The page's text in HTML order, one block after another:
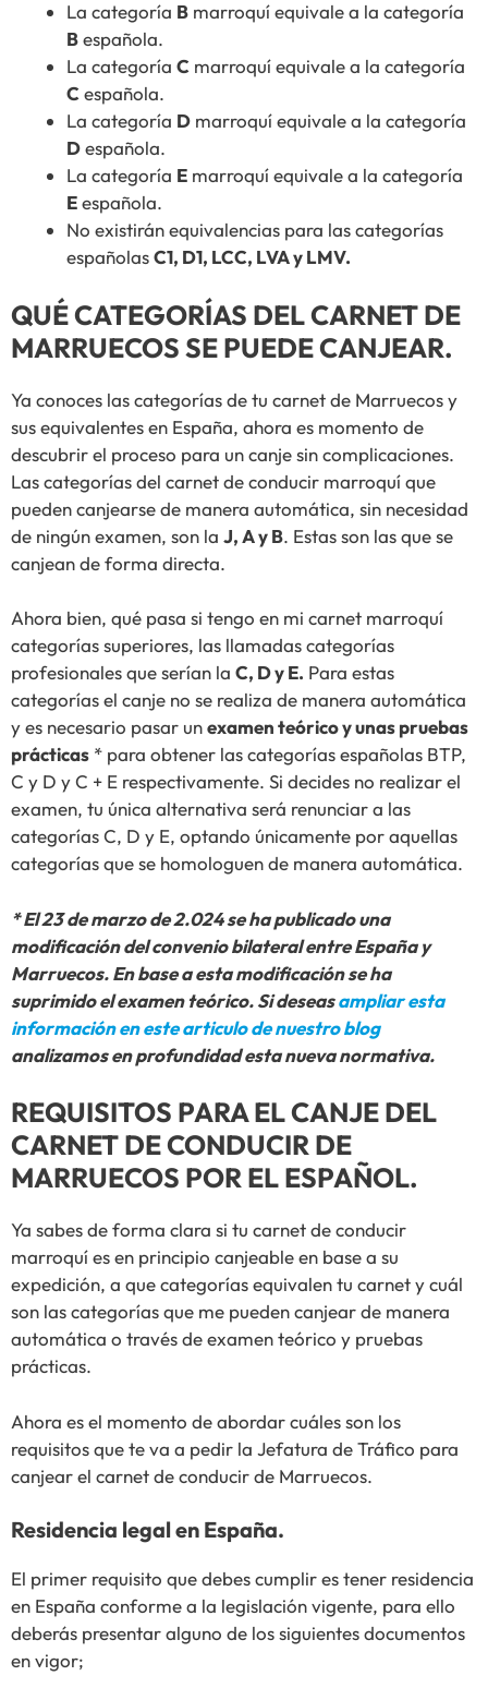
La categoría B marroquí equivale a la categoría
Bespañola.
La categoría C marroquí equivale a la categoría
Cespañola.
La categoría D marroquí equivale a la categoría
Despañola.
La categoría E marroquí equivale a la categoría
Eespañola.
No existirán equivalencias para las categorías
españolasC1, D1, LCC, LVA y LMV.
QUÉ CATEGORÍAS DEL CARNET DE
MARRUECOS SE PUEDE CANJEAR.
Ya conoces las categorías de tu carnet de Marruecos y
sus equivalentes en España, ahora es momento de
descubrir el proceso para un canje sin complicaciones.
Las categorías del carnet de conducir marroquí que
pueden canjearse de manera automática, sin necesidad
de ningún examen, son la J, A y B. Estas son las que se
canjean de forma directa.
Ahora bien, qué pasa si tengo en mi carnet marroquí
categorías superiores, las llamadas categorías
profesionales que serían la C, D y E. Para estas
categorías el canje no se realiza de manera automática
y es necesario pasar unexamen teórico y unas pruebas
prácticas * para obtener las categorías españolas BTP,
C y D y C + E respectivamente. Si decides no realizar el
examen, tu única alternativa será renunciar a las
categorías C, D y E, optando únicamente por aquellas
categorías que se homologuen de manera automática.
* El 23 de marzo de 2.024 se ha publicado una
modificación del convenio bilateral entre España y
Marruecos. En base a esta modificación se ha
suprimido el examen teórico. Si deseasampliar esta
información en este articulo de nuestro blog
analizamos en profundidad esta nueva normativa.
REQUISITOS PARA EL CANJE DEL
CARNET DE CONDUCIR DE
MARRUECOS POR EL ESPAÑOL.
Ya sabes de forma clara si tu carnet de conducir
marroquí es en principio canjeable en base a su
expedición, a que categorías equivalen tu carnet y cuál
son las categorías que me pueden canjear de manera
automática o través de examen teórico y pruebas
prácticas.
Ahora es el momento de abordar cuáles son los
requisitos que te va a pedir la Jefatura de Tráfico para
canjear el carnet de conducir de Marruecos.
Residencia legal en España.
El primer requisito que debes cumplir es tener residencia
en España conforme a la legislación vigente, para ello
deberás presentar alguno de los siguientes documentos
en vigor;